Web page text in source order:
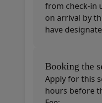
from check-in
on arrival by
have
Booking the
Apply for this
hours before